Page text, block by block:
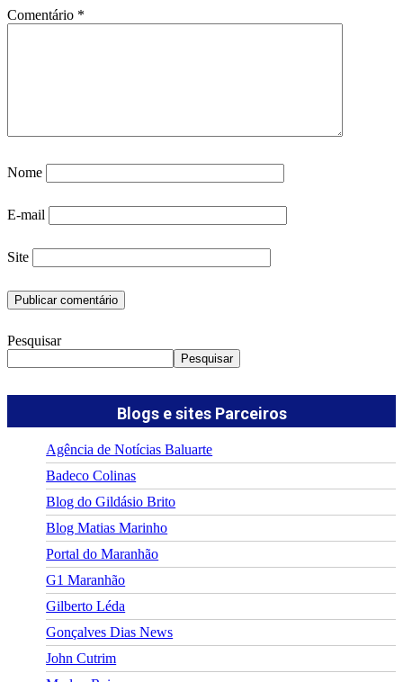
Comentário *
Nome
E-mail
Site
Pesquisar
Pesquisar
Blogs e sites Parceiros
Agência de Notícias Baluarte
Badeco Colinas
Blog do Gildásio Brito
Blog Matias Marinho
Portal do Maranhão
G1 Maranhão
Gilberto Léda
Gonçalves Dias News
John Cutrim